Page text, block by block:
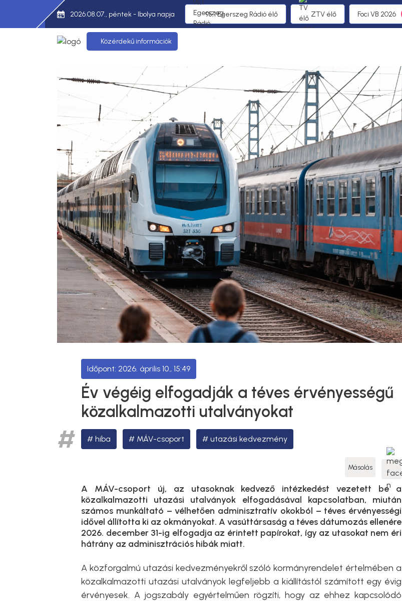
2026.08.07., péntek - Ibolya napja 95,1 Egerszeg Rádió élő ZTV élő Foci VB 2026
Közérdekű információk
2026. április 10., 15:49
Év végéig elfogadják a téves érvényességű
közalkalmazotti utalványokat
hiba MÁV-csoport utazási kedvezmény
Másolás
A MÁV-csoport új, az utasoknak kedvező intézkedést vezetett be a
közalkalmazotti utazási utalványok elfogadásával kapcsolatban, miután
számos munkáltató – vélhetően adminisztratív okokból – téves érvényességi
idővel állította ki az okmányokat. A vasúttársaság a téves dátumozás ellenére
2026. december 31-ig elfogadja az érintett papírokat, így az utasokat nem éri
hátrány az adminisztrációs hibák miatt.
A közforgalmú utazási kedvezményekről szóló kormányrendelet értelmében a
közalkalmazotti utazási utalványok legfeljebb a kiállítástól számított egy évig
érvényesek. A jogszabály egyértelműen rögzíti, hogy az ehhez kapcsolódó